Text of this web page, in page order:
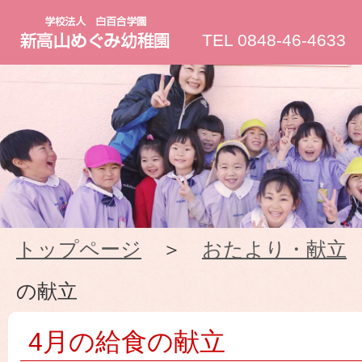
新
高
山
め
ぐ
み
幼
TEL 0848-46-4633
トップページ ＞ おたより・献立
の献立
4月の給食の献立